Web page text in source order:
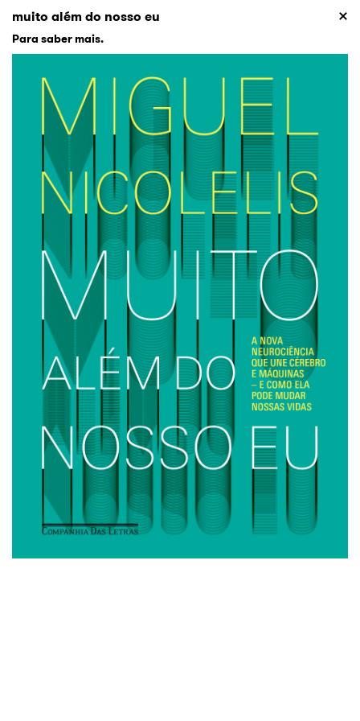
muito além do nosso eu
Para saber mais.